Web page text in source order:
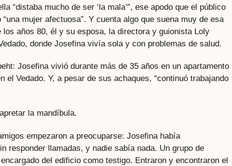
“distaba mucho de ser ‘la mala’”, ese apodo que el público
mujer afectuosa”. Y cuenta algo que suena muy de esa
años 80, él y su esposa, la directora y guionista Loly
donde Josefina vivía sola y con problemas de salud.
Josefina vivió durante más de 35 años en un apartamento
el Vedado. Y, a pesar de sus achaques, “continuó trabajando
la mandíbula.
empezaron a preocuparse: Josefina había
responder llamadas, y nadie sabía nada. Un grupo de
del edificio como testigo. Entraron y encontraron el